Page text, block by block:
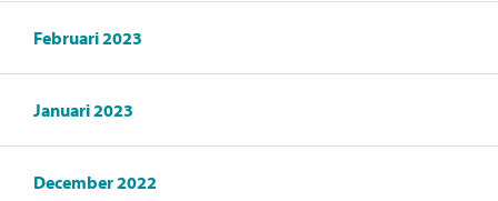
Februari 2023
Januari 2023
December 2022